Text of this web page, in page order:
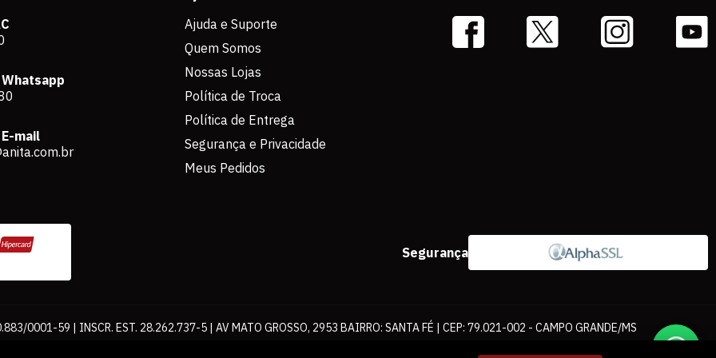
mail
Ajuda e Suporte
Quem Somos
Nossas Lojas
Política de Troca
Política de Entrega
Segurança e Privacidade
Meus Pedidos
Segurança
0001-59 | INSCR. EST. 28.262.737-5 | AV MATO GROSSO, 2953 BAIRRO: SANTA FÉ | CEP: 79.021-002 - CAMPO GRANDE/MS